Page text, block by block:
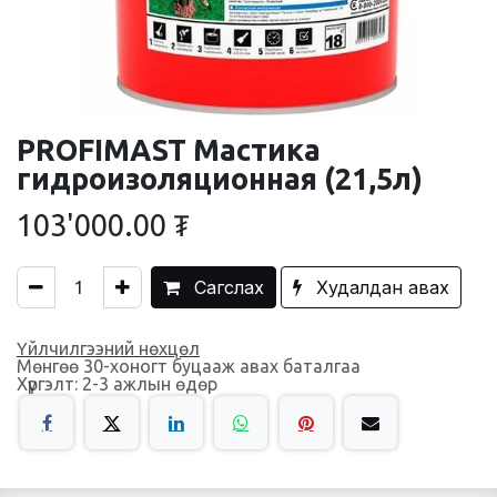
PROFIMAST Мастика
гидроизоляционная (21,5л)
103'000.00 ₮
Сагслах Худалдан авах
Үйлчилгээний нөхцөл
Мөнгөө 30-хоногт буцааж авах баталгаа
Хүргэлт: 2-3 ажлын өдөр